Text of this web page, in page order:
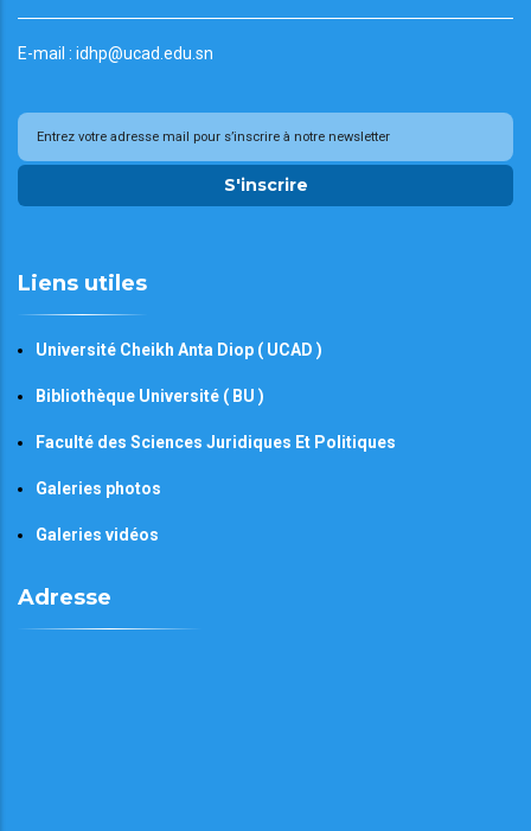
E-mail : idhp@ucad.edu.sn
S'inscrire
Liens utiles
Université Cheikh Anta Diop ( UCAD )
Bibliothèque Université ( BU )
Faculté des Sciences Juridiques Et Politiques
Galeries photos
Galeries vidéos
Adresse